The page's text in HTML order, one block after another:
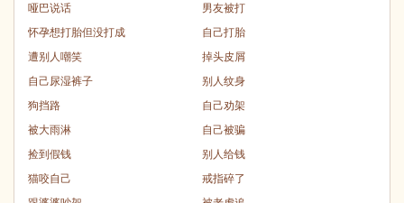
哑巴说话
男友被打
怀孕想打胎但没打成
自己打胎
遭别人嘲笑
掉头皮屑
自己尿湿裤子
别人纹身
狗挡路
自己劝架
被大雨淋
自己被骗
捡到假钱
别人给钱
猫咬自己
戒指碎了